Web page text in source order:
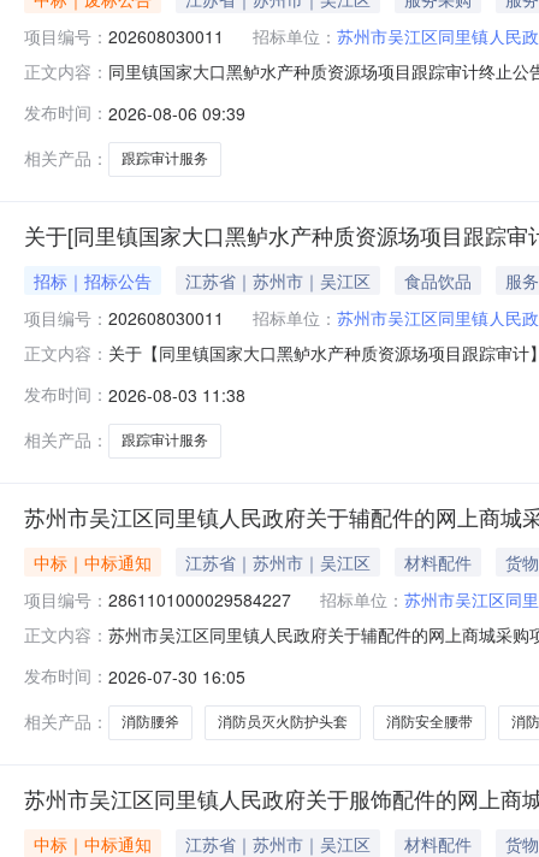
项目编号： 202608030011 招标单位： 苏州市吴江区同里镇人民
正文内容： 同里镇国家大口黑鲈水产种质资源场项目跟踪审计终止
计3.服务金额：元4.选取方式：按总价竞选-业主在多家
63331163
发布时间： 2026-08-06 09:39
相关产品：
跟踪审计服务
关于[同里镇国家大口黑鲈水产种质资源场项目跟踪
招标｜招标公告 江苏省｜苏州市｜吴江区 食品饮品
服务
项目编号： 202608030011 招标单位： 苏州市吴江区同里镇人民
正文内容： 关于【同里镇国家大口黑鲈水产种质资源场项目跟踪审
种质资源场项目跟踪审计（中介服务项目）会计师事务
发布时间： 2026-08-03 11:38
相关产品：
跟踪审计服务
苏州市吴江区同里镇人民政府关于辅配件的网上商城
中标｜中标通知 江苏省｜苏州市｜吴江区 材料配件
货物
项目编号： 2861101000029584227 招标单位： 苏州市吴江区同
正文内容： 苏州市吴江区同里镇人民政府关于辅配件的网上商城采
码:320509项目所在行政区划名称:江苏省苏州市吴江区
发布时间： 2026-07-30 16:05
相关产品：
消防腰斧 消防员灭火防护头套 消防安全腰带 消
苏州市吴江区同里镇人民政府关于服饰配件的网上商
中标｜中标通知 江苏省｜苏州市｜吴江区 材料配件
货物